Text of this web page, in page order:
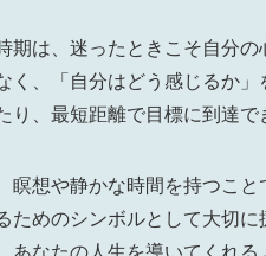
期は、迷ったときこそ自分
く、「自分はどう感じるか
り、最短距離で目標に到達で
瞑想や静かな時間を持つこ
ためのシンボルとして大切
あなたの人生を導いてくれる